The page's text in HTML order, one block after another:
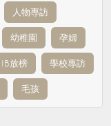
人物專訪
幼稚園 孕婦
IB放榜 學校專訪
毛孩